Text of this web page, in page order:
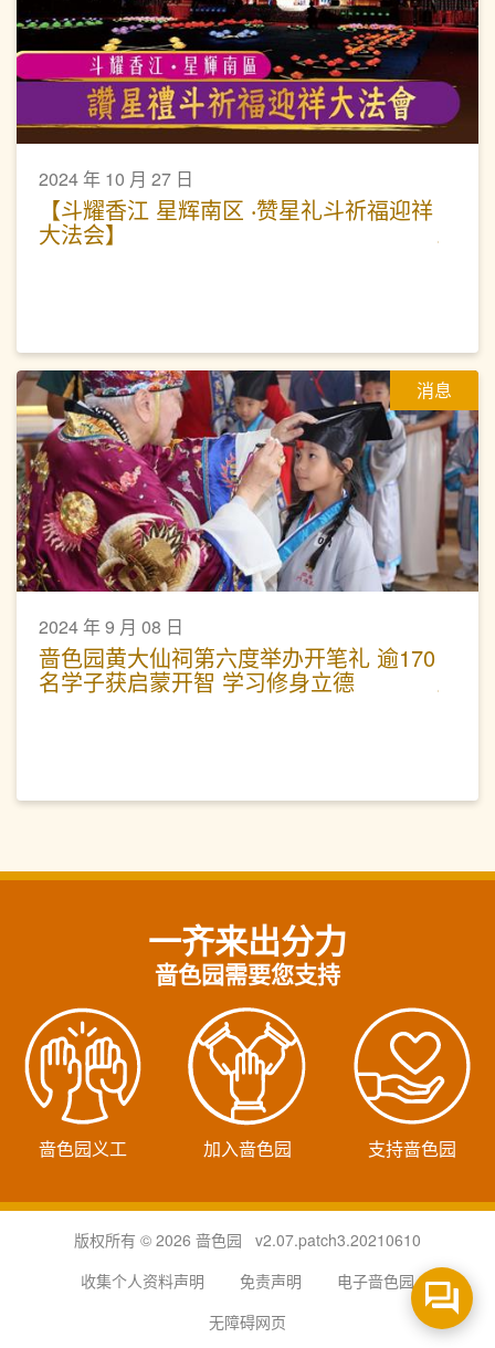
2024 年 10 月 27 日
【斗耀香江 星辉南区 ‧赞星礼斗祈福迎祥
大法会】
消息
2024 年 9 月 08 日
啬色园黄大仙祠第六度举办开笔礼 逾170
名学子获启蒙开智 学习修身立德
一齐来出分力
啬色园需要您支持
啬色园义工 加入啬色园 支持啬色园
版权所有 © 2026 啬色园 v2.07.patch3.20210610
收集个人资料声明
免责声明
电子啬色园
无障碍网页